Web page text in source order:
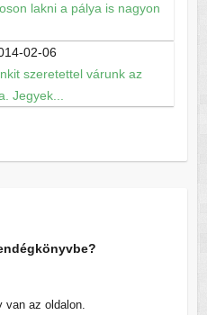
lakni a pálya is nagyon
02-06
szeretettel várunk az
Jegyek...
van az oldalon.